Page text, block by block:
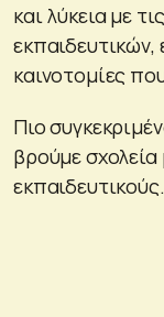
και λύκεια με
εκπαιδευτικών,
καινοτομίες
Πιο
βρούμε
εκπαιδευτικούς.